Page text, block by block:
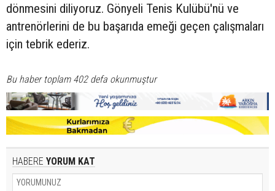
dönmesini diliyoruz. Gönyeli Tenis Kulübü'nü ve
antrenörlerini de bu başarıda emeği geçen çalışmaları
için tebrik ederiz.
Bu haber toplam 402 defa okunmuştur
HABERE YORUM KAT